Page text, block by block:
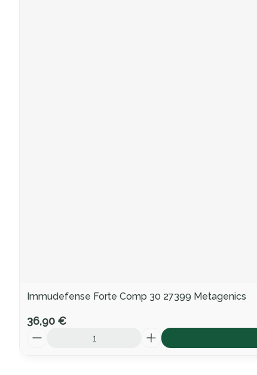
Immudefense Forte Comp 30 27399 Metagenics
36,90 €